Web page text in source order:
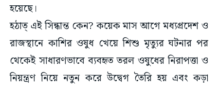
হয়েছে।
হঠাত্ এই সিন্ধান্ত কেন? কয়েক মাস আগে মধ্যপ্রদেশ ও
রাজস্থানে কাশির ওষুধ খেয়ে শিশু মৃত্যুর ঘটনার পর
থেকেই সাধারণভাবে ব্যবহৃত তরল ওষুধের নিরাপত্তা ও
নিয়ন্ত্রণ নিয়ে নতুন করে উদ্বেগ তৈরি হয় এবং কড়া